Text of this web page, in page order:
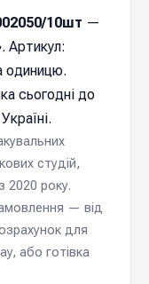
10шт —
Артикул:
одиницю.
cьогодні до
студій,
2020 року.
— від
для
або готівка